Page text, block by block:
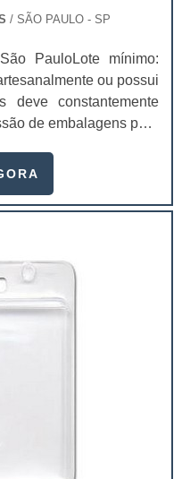
/ SÃO PAULO - SP
PauloLote mínimo:
ou possui
deve constantemente
de embalagens para
para quem está no
as embalagens